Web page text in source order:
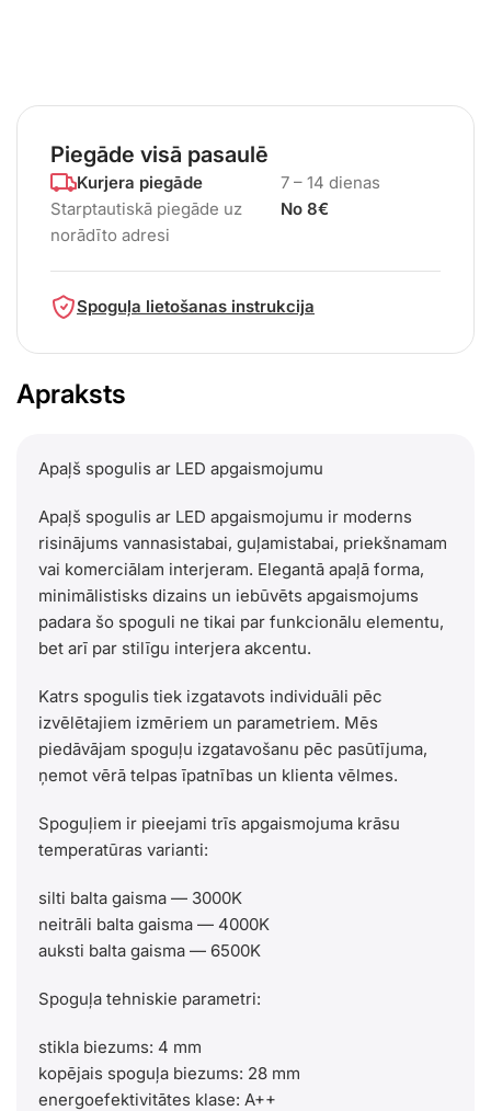
Piegāde visā pasaulē
Kurjera piegāde
Starptautiskā piegāde uz
norādīto adresi
7 – 14 dienas
No 8€
Spoguļa lietošanas instrukcija
Apraksts
Apaļš spogulis ar LED apgaismojumu
Apaļš spogulis ar LED apgaismojumu ir moderns
risinājums vannasistabai, guļamistabai, priekšnamam
vai komerciālam interjeram. Elegantā apaļā forma,
minimālistisks dizains un iebūvēts apgaismojums
padara šo spoguli ne tikai par funkcionālu elementu,
bet arī par stilīgu interjera akcentu.
Katrs spogulis tiek izgatavots individuāli pēc
izvēlētajiem izmēriem un parametriem. Mēs
piedāvājam spoguļu izgatavošanu pēc pasūtījuma,
ņemot vērā telpas īpatnības un klienta vēlmes.
Spoguļiem ir pieejami trīs apgaismojuma krāsu
temperatūras varianti:
silti balta gaisma — 3000K
neitrāli balta gaisma — 4000K
auksti balta gaisma — 6500K
Spoguļa tehniskie parametri:
stikla biezums: 4 mm
kopējais spoguļa biezums: 28 mm
energoefektivitātes klase: A++